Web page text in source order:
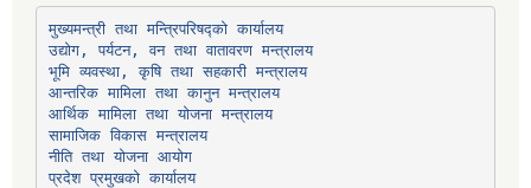
मुख्यमन्त्री तथा मन्त्रिपरिषद्को कार्यालय
उद्योग, पर्यटन, वन तथा वातावरण मन्त्रालय
भूमि व्यवस्था, कृषि तथा सहकारी मन्त्रालय
आन्तरिक मामिला तथा कानुन मन्त्रालय
आर्थिक मामिला तथा योजना मन्त्रालय
सामाजिक विकास मन्त्रालय
नीति तथा योजना आयोग
प्रदेश प्रमुखको कार्यालय